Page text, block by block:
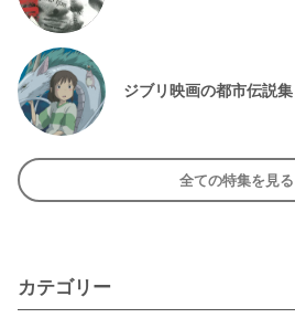
ジブリ映画の都市伝説集
全ての特集を見る
カテゴリー